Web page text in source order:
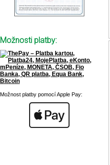
Možnosti platby:
Možnost platby pomocí Apple Pay: